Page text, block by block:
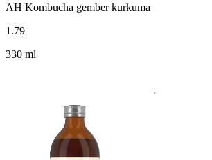
AH Kombucha gember kurkuma
1 .79
330 ml